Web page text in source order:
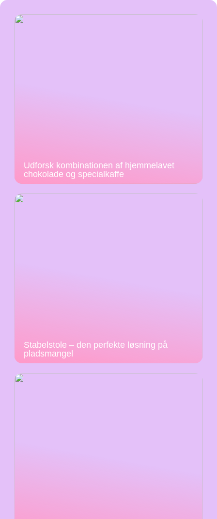
Udforsk kombinationen af hjemmelavet
chokolade og specialkaffe
Stabelstole – den perfekte løsning på
pladsmangel